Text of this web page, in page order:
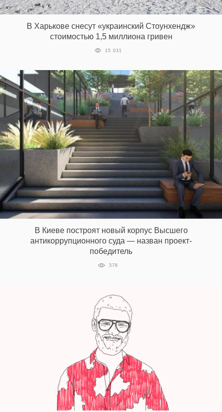
В Харькове снесут «украинский Стоунхендж»
стоимостью 1,5 миллиона гривен
15 031
В Киеве построят новый корпус Высшего
антикоррупционного суда — назван проект-
победитель
378